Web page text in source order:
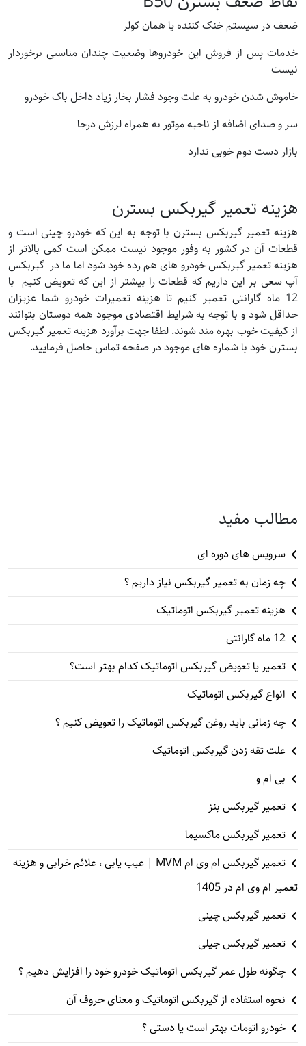
ضعف در سیستم خنک کننده یا همان کولر
خدمات پس از فروش این خودروها وضعیت چندان مناسبی برخوردار
نیست
خاموش شدن خودرو به علت وجود فشار بخار زیاد داخل باک خودرو
سر و صدای اضافه از ناحیه موتور به همراه لرزش درجا
بازار دست دوم خوبی ندارد
هزینه تعمیر گیربکس بسترن
هزینه تعمیر گیربکس بسترن با توجه به این که خودرو چینی است و
قطعات آن در کشور به وفور موجود نیست ممکن است کمی بالاتر از
هزینه تعمیر گیربکس خودرو های هم رده خود شود اما ما در گیربکس
آپ سعی بر این داریم که قطعات را بیشتر از این که تعویض کنیم با
12 ماه گارانتی تعمیر کنیم تا هزینه تعمیرات خودرو شما عزیزان
حداقل شود و با توجه به شرایط اقتصادی موجود همه دوستان بتوانند
از کیفیت خوب بهره مند شوند. لطفا جهت برآورد هزینه تعمیر گیربکس
بسترن خود با شماره های موجود در صفحه تماس حاصل فرمایید.
مطالب مفید
سرویس های دوره ای
چه زمان به تعمیر گیربکس نیاز داریم ؟
هزینه تعمیر گیربکس اتوماتیک
12 ماه گارانتی
تعمیر یا تعویض گیربکس اتوماتیک کدام بهتر است؟
انواع گیربکس اتوماتیک
چه زمانی باید روغن گیربکس اتوماتیک را تعویض کنیم ؟
علت تقه زدن گیربکس اتوماتیک
بی ام و
تعمیر گیربکس بنز
تعمیر گیربکس ماکسیما
تعمیر گیربکس ام وی ام MVM | عیب یابی ، علائم خرابی و هزینه
تعمیر ام وی ام در 1405
تعمیر گیربکس چینی
تعمیر گیربکس جیلی
چگونه طول عمر گیربکس اتوماتیک خودرو خود را افزایش دهیم ؟
نحوه استفاده از گیربکس اتوماتیک و معنای حروف آن
خودرو اتومات بهتر است یا دستی ؟